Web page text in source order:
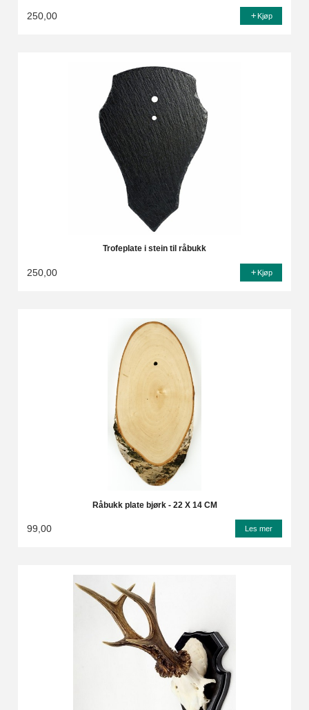
250,00 Kjøp
Trofeplate i stein til råbukk
250,00 Kjøp
Råbukk plate bjørk - 22 X 14 CM
99,00 Les mer